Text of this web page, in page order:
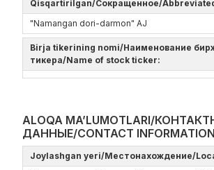
Qisqartirilgan/Сокращенное/
"Namangan dori-darmon" AJ
Birja tikerining nomi/Наименование
тикера/Name of stock ticker:
ALOQA MA’LUMOTLARI/
ДАННЫЕ/CONTACT INFORMATION
Joylashgan yeri/Местонахождение/